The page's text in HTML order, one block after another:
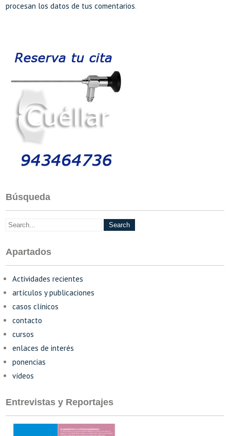
procesan los datos de tus comentarios.
Búsqueda
Apartados
Actividades recientes
artículos y publicaciones
casos clínicos
contacto
cursos
enlaces de interés
ponencias
vídeos
Entrevistas y Reportajes